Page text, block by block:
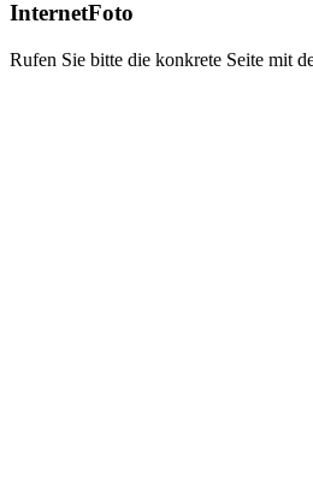
InternetFoto
Rufen Sie bitte die konkrete Seite mit